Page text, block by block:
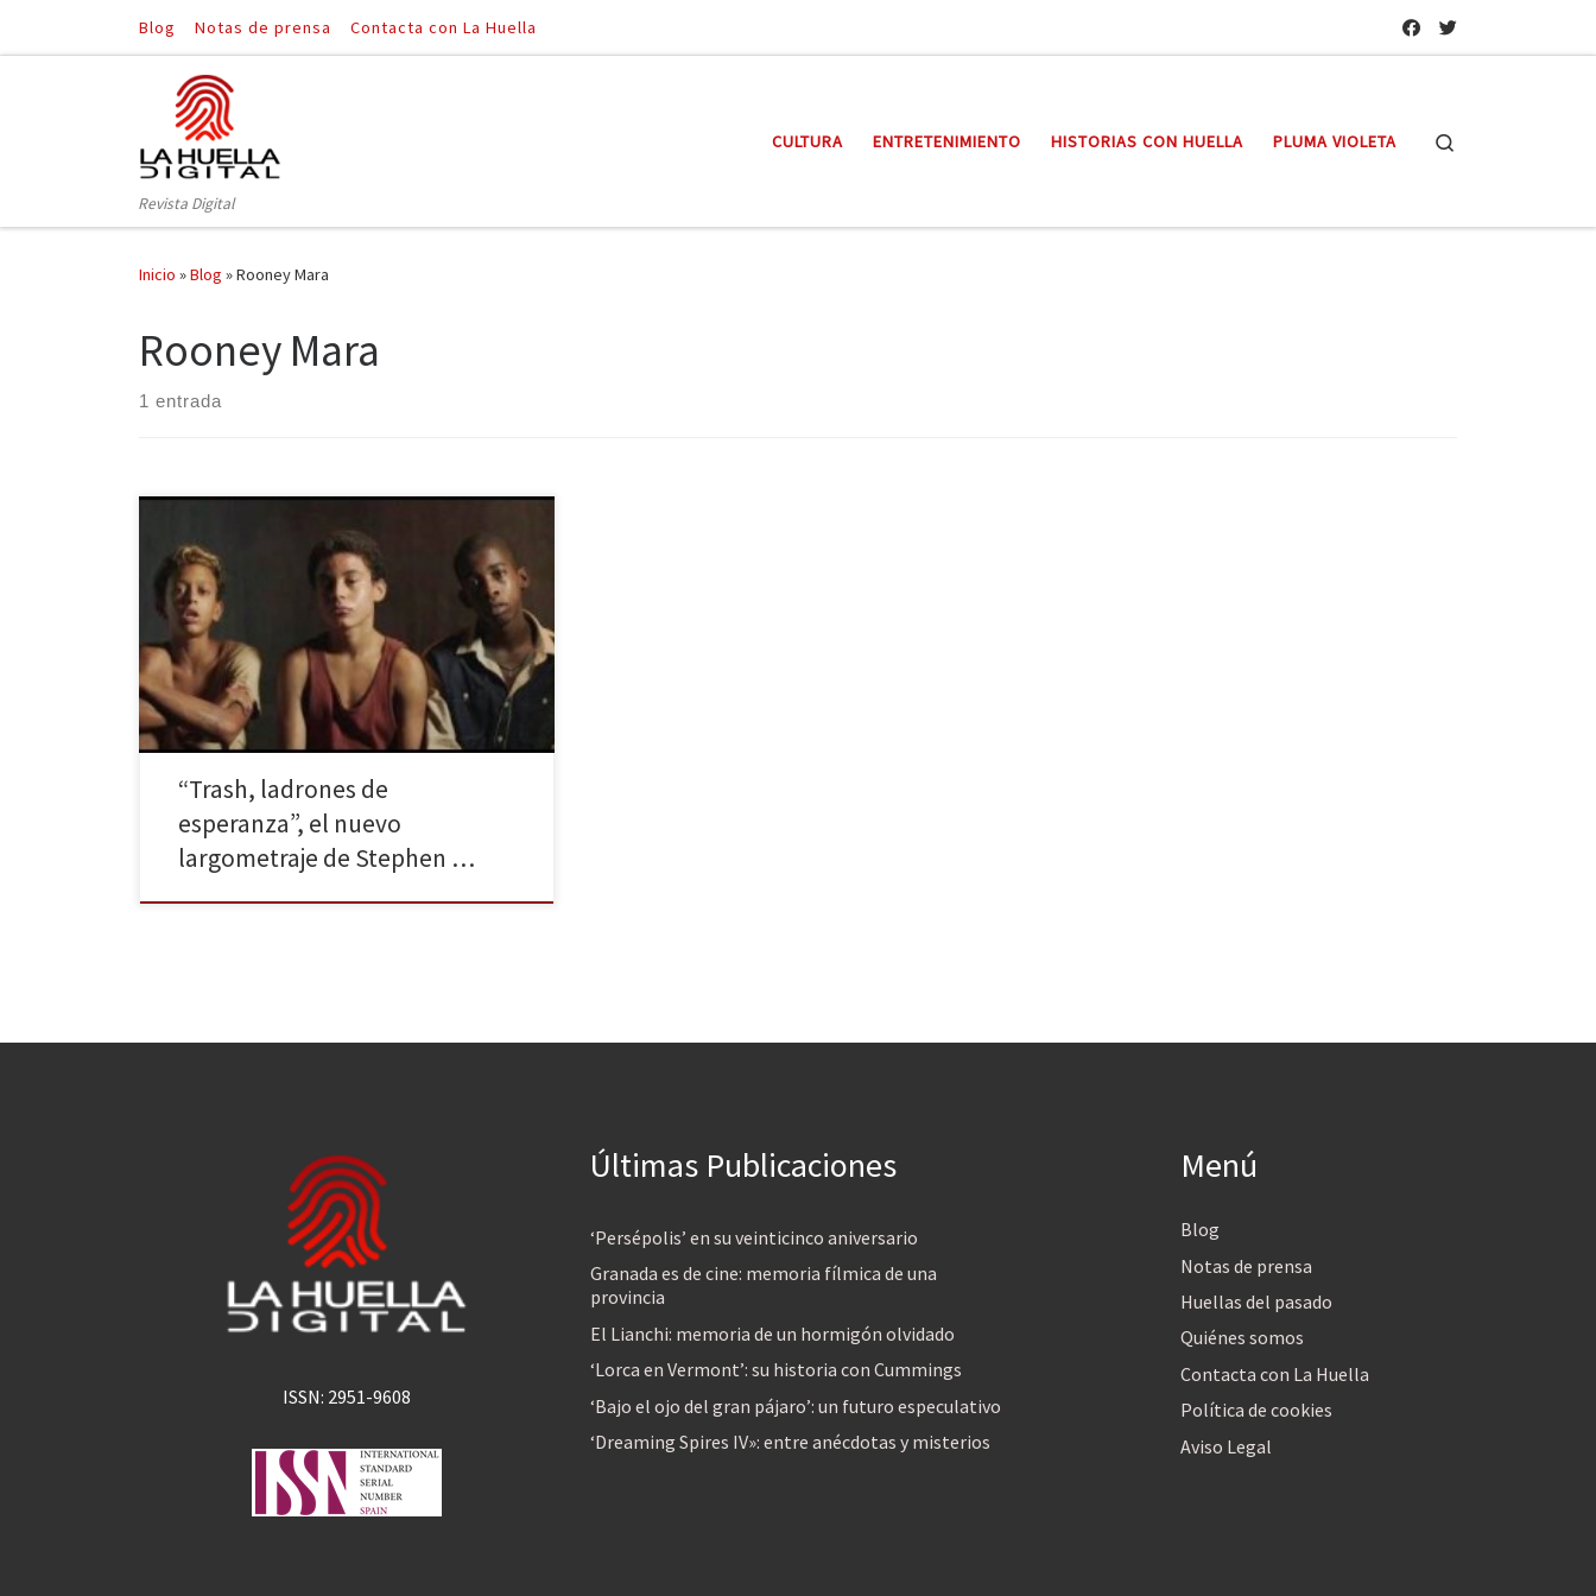
Saltar al contenido
Blog Notas de prensa Contacta con La Huella
Revista Digital
CULTURA ENTRETENIMIENTO HISTORIAS CON HUELLA PLUMA VIOLETA
Inicio »Blog »Rooney Mara
Rooney Mara
1 entrada
La última película del realizador británico, que
podemos disfrutar en nuestras salas de cine desde el
pasado 28 de noviembre, nos cuenta las peripecias
de Rafael, Gardo y Rata, tres chiquillos cariocas, al
encontrar una billetera repleta de dinero. Trash,
ladrones de esperanza comienza con la historia de
tres niños […]
“Trash, ladrones de
esperanza”, el nuevo
largometraje de Stephen …
ISSN: 2951-9608
Últimas Publicaciones
‘Persépolis’ en su veinticinco aniversario
Granada es de cine: memoria fílmica de una
provincia
El Lianchi: memoria de un hormigón olvidado
‘Lorca en Vermont’: su historia con Cummings
‘Bajo el ojo del gran pájaro’: un futuro especulativo
‘Dreaming Spires IV»: entre anécdotas y misterios
Menú
Blog
Notas de prensa
Huellas del pasado
Quiénes somos
Contacta con La Huella
Política de cookies
Aviso Legal